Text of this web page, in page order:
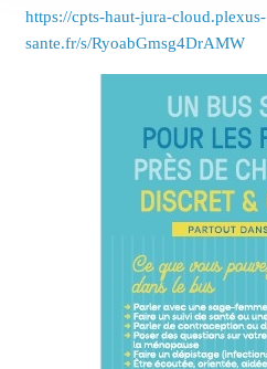
https://cpts-haut-jura-cloud.plexus-
sante.fr/s/RyoabGmsg4DrAMW